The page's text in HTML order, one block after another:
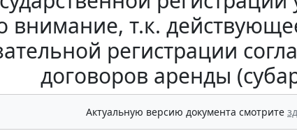
внимание, т.к.
регистрации
договоров аренды
Актуальную версию документа смотрите